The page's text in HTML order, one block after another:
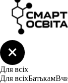
Для всіх
Для всіхБатькам